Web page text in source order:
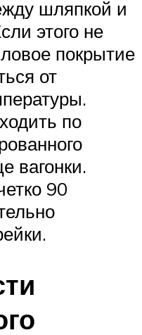
шляпкой и
этого не
покрытие
от
по
вагонки.
90